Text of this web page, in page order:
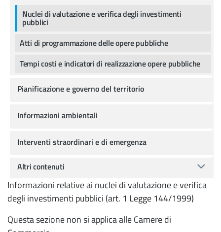
Informazioni relative ai nuclei di valutazione e verifica
degli investimenti pubblici (art. 1 Legge 144/1999)
Questa sezione non si applica alle Camere di
Nuclei di valutazione e verifica degli investimenti
pubblici
Atti di programmazione delle opere pubbliche
Tempi costi e indicatori di realizzazione opere pubbliche
Pianificazione e governo del territorio
Informazioni ambientali
Interventi straordinari e di emergenza
Altri contenuti